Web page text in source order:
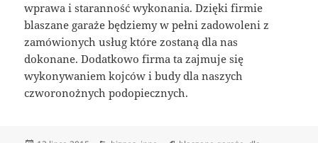
wprawa i staranność wykonania. Dzięki firmie
blaszane garaże będziemy w pełni zadowoleni z
zamówionych usług które zostaną dla nas
dokonane. Dodatkowo firma ta zajmuje się
wykonywaniem kojców i budy dla naszych
czworonożnych podopiecznych.